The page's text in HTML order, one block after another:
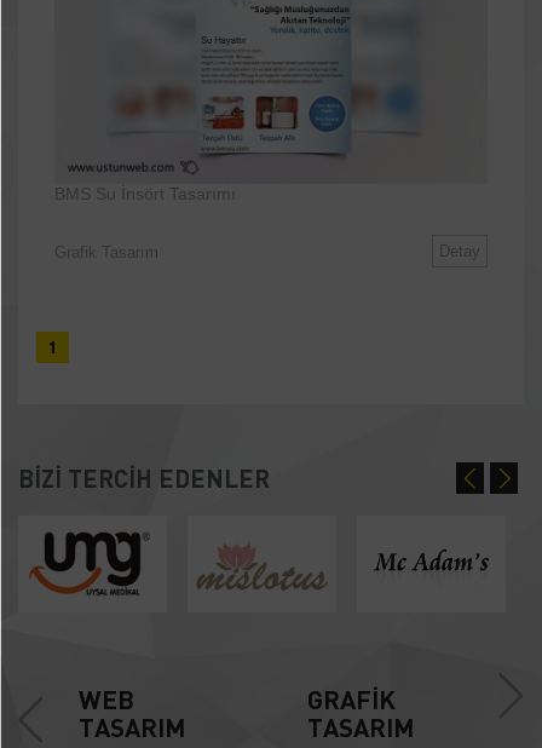
BMS Su İnsört Tasarımı
Grafik Tasarım Detay
1
BİZİ TERCİH EDENLER
WEB
TASARIM
GRAFİK
TASARIM